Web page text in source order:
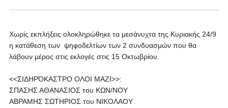
Χωρίς εκπλήξεις ολοκληρώθηκε τα μεσάνυχτα της Κυριακής 24/9
η κατάθεση των ψηφοδελτίων των 2 συνδυασμών που θα
λάβουν μέρος στις εκλογές στις 15 Οκτωβρίου.
<<ΣΙΔΗΡΌΚΑΣΤΡΟ ΟΛΟΙ ΜΑΖΙ>>:
ΣΠΑΣΗΣ ΑΘΑΝΑΣΙΟΣ του ΚΩΝ/ΝΟΥ
ΑΒΡΑΜΗΣ ΣΩΤΗΡΙΟΣ του ΝΙΚΟΛΑΟΥ